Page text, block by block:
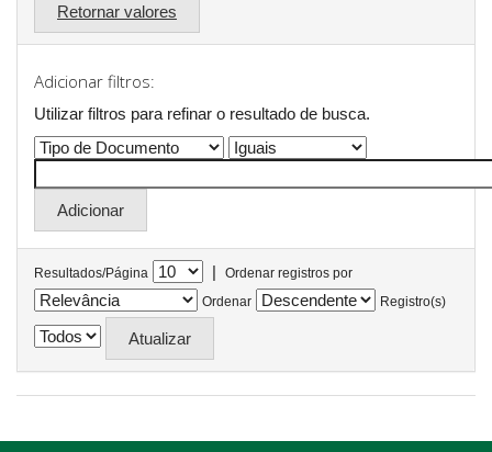
Retornar valores
Adicionar filtros:
Utilizar filtros para refinar o resultado de busca.
Resultados/Página |
Ordenar registros por
Ordenar
Registro(s)